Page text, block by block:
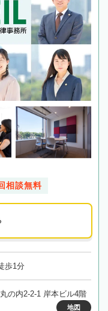
相談無料
歩1分
の内2-2-1 岸本ビル4階
地図